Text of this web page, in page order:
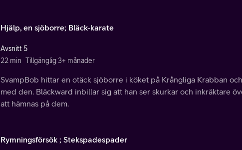
Hjälp, en sjöborre; Bläck-karate
Avsnitt 5
22 min Tillgänglig 3+ månader
SvampBob hittar en otäck sjöborre i köket på Krångliga Krabban
med den. Bläckward inbillar sig att han ser skurkar och inkräktare
att hämnas på dem.
Rymningsförsök ; Stekspadespader